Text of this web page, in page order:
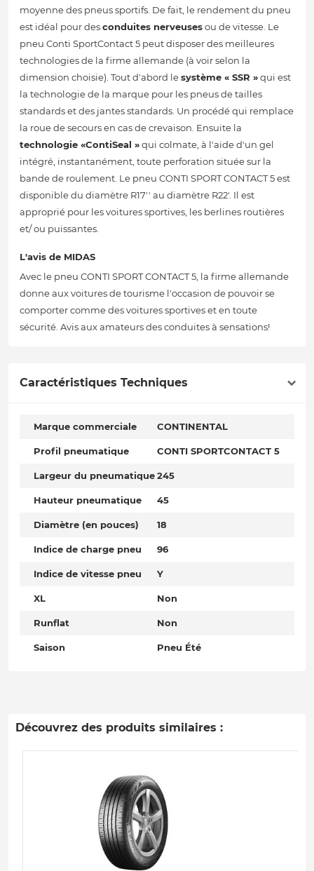
moyenne des pneus sportifs. De fait, le rendement du pneu
est idéal pour desconduites nerveusesou de vitesse. Le
pneu Conti SportContact 5 peut disposer des meilleures
technologies de la firme allemande (à voir selon la
dimension choisie). Tout d'abord lesystème « SSR »qui est
la technologie de la marque pour les pneus de tailles
standards et des jantes standards. Un procédé qui remplace
la roue de secours en cas de crevaison. Ensuite la
technologie «ContiSeal »qui colmate, à l'aide d'un gel
intégré, instantanément, toute perforation située sur la
bande de roulement. Le pneu CONTI SPORT CONTACT 5 est
disponible du diamètre R17'' au diamètre R22'. Il est
approprié pour les voitures sportives, les berlines routières
et/ ou puissantes.
L'avis de MIDAS
Avec le pneu CONTI SPORT CONTACT 5, la firme allemande
donne aux voitures de tourisme l'occasion de pouvoir se
comporter comme des voitures sportives et en toute
sécurité. Avis aux amateurs des conduites à sensations!
Caractéristiques Techniques
Marque commerciale CONTINENTAL
Profil pneumatique CONTI SPORTCONTACT 5
Largeur du pneumatique245
Hauteur pneumatique 45
Diamètre (en pouces) 18
Indice de charge pneu 96
Indice de vitesse pneu Y
XL Non
Runflat Non
Saison Pneu Été
Découvrez des produits similaires :